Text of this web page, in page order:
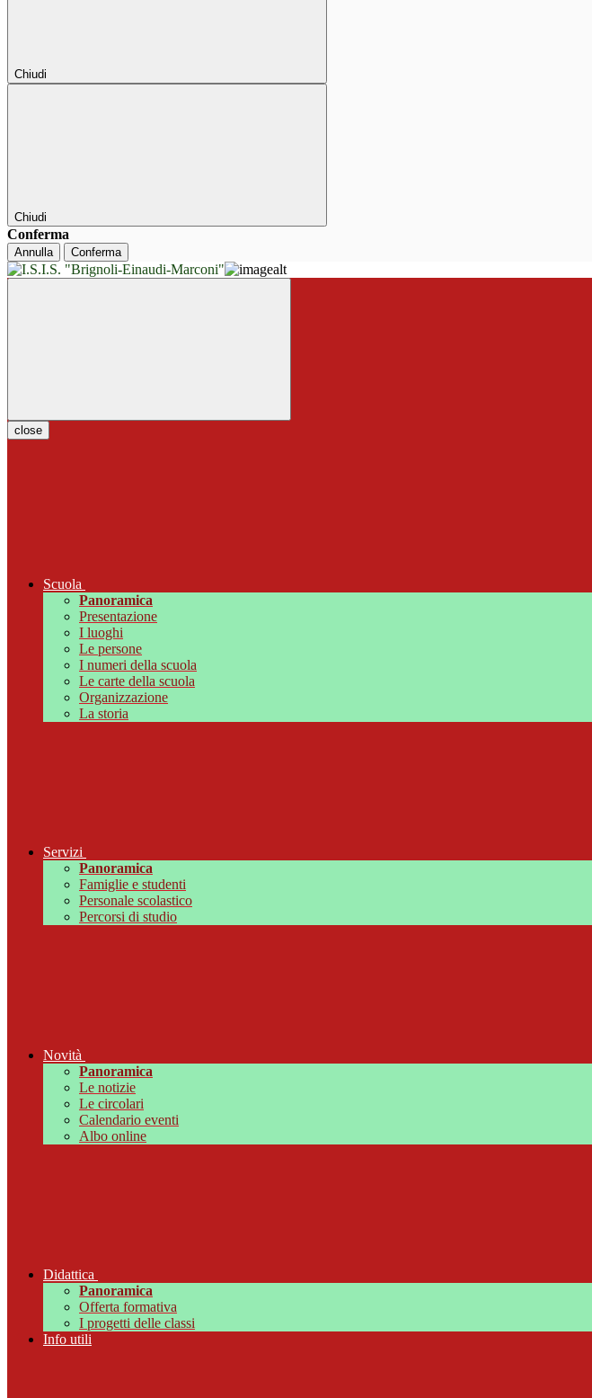
Chiudi
Chiudi
Conferma
Annulla Conferma
close
Scuola
Panoramica
Presentazione
I luoghi
Le persone
I numeri della scuola
Le carte della scuola
Organizzazione
La storia
Servizi
Panoramica
Famiglie e studenti
Personale scolastico
Percorsi di studio
Novità
Panoramica
Le notizie
Le circolari
Calendario eventi
Albo online
Didattica
Panoramica
Offerta formativa
I progetti delle classi
Info utili